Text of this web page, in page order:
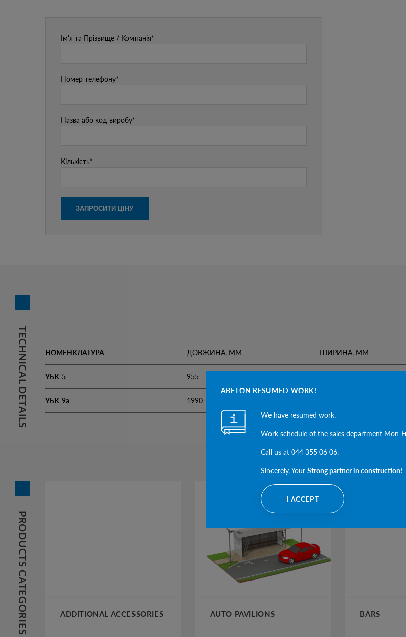
ABETON RESUMED WORK!
We have resumed work.
Work schedule of the sales department Mon-
Call us at 044 355 06 06.
Sincerely, Your Strong partner in construction!
I ACCEPT
Ім'я та Прізвище / Компанія*
Номер телефону*
Назва або код виробу*
Кількість*
TECHNICAL DETAILS НОМЕНКЛАТУРА ДОВЖИНА, ММ ШИРИНА, ММ
УБК-5 955
УБК-9а 1990
PRODUCTS CATEGORIES ADDITIONAL ACCESSORIES AUTO PAVILIONS BARS